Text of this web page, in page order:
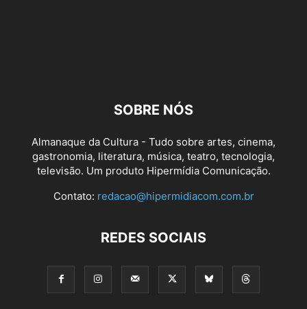
SOBRE NÓS
Almanaque da Cultura - Tudo sobre artes, cinema,
gastronomia, literatura, música, teatro, tecnologia,
televisão. Um produto Hipermídia Comunicação.
Contato: redacao@hipermidiacom.com.br
REDES SOCIAIS